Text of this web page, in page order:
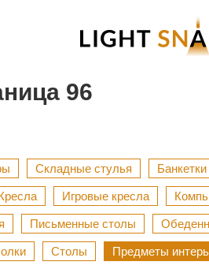
96
Складные стулья Банкетки
Игровые кресла
Письменные столы
Столы Предметы